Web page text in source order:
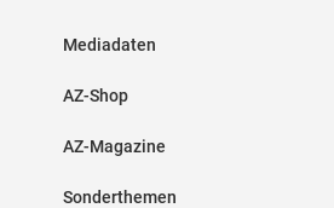
Mediadaten
AZ-Shop
AZ-Magazine
Sonderthemen